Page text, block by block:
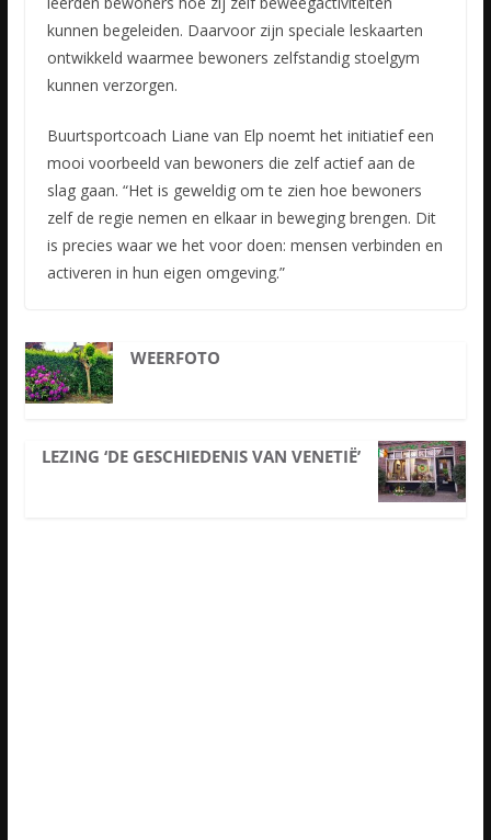
kunnen begeleiden. Daarvoor zijn speciale leskaarten
ontwikkeld waarmee bewoners zelfstandig stoelgym
kunnen verzorgen.
Buurtsportcoach Liane van Elp noemt het initiatief een
mooi voorbeeld van bewoners die zelf actief aan de
slag gaan. “Het is geweldig om te zien hoe bewoners
zelf de regie nemen en elkaar in beweging brengen. Dit
is precies waar we het voor doen: mensen verbinden en
activeren in hun eigen omgeving.”
WEERFOTO
LEZING ‘DE GESCHIEDENIS VAN VENETIË’